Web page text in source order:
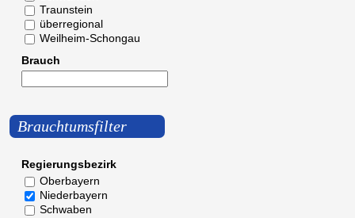
Traunstein
überregional
Weilheim-Schongau
Brauch
Brauchtumsfilter
Regierungsbezirk
Oberbayern
Niederbayern
Schwaben